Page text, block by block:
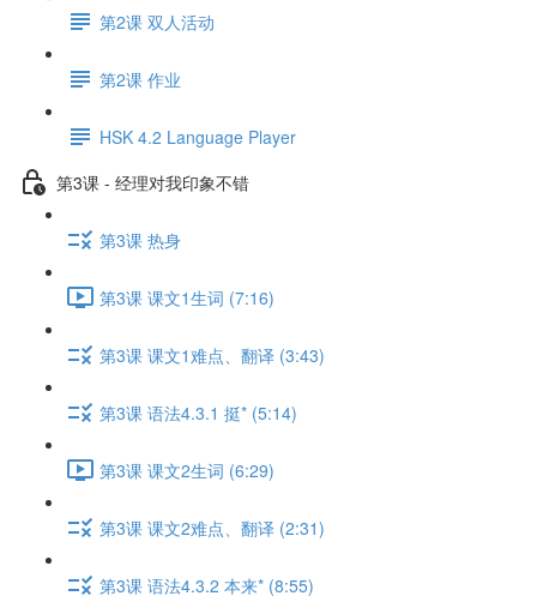
第2课 双人活动
第2课 作业
HSK 4.2 Language Player
第3课 - 经理对我印象不错
第3课 热身
第3课 课文1生词 (7:16)
第3课 课文1难点、翻译 (3:43)
第3课 语法4.3.1 挺* (5:14)
第3课 课文2生词 (6:29)
第3课 课文2难点、翻译 (2:31)
第3课 语法4.3.2 本来* (8:55)